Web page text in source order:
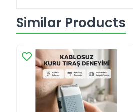
Similar Products